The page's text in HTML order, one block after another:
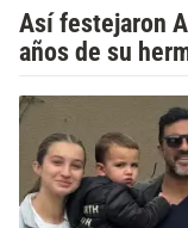
Así festejaron
años de su